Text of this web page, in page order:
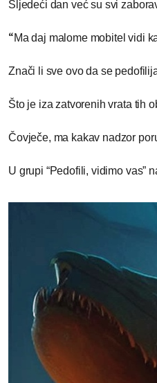
Sljedeći dan već su svi
“Ma daj malome mobitel vidi
Znači li sve ovo da se
Što je iza zatvorenih vrata tih
Čovječe, ma kakav nadzor
U grupi “Pedofili, vidimo vas”